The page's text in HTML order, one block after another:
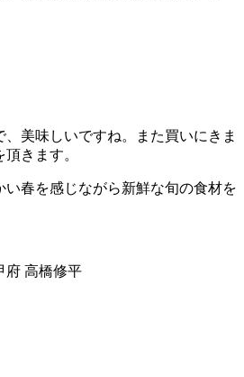
美味しいですね。また買いにきま
きます。
い春を感じながら新鮮な旬の食材を
府 高橋修平